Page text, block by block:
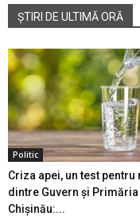
ȘTIRI DE ULTIMĂ ORĂ
Politic
Criza apei, un test pentru
dintre Guvern și Primăria
Chișinău:...